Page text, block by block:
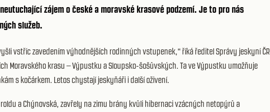
zájem o české a moravské krasové podzemí. Je to pro nás
služeb.
vstříc zavedením výhodnějších rodinných vstupenek,“ říká ředitel Správy jeskyní ČR
Moravského krasu – Výpustku a Sloupsko-šošůvských. Ta ve Výpustku umožňuje
s kočárkem. Letos chystají jeskyňáři i další oživení.
a Chýnovská, zavřely na zimu brány kvůli hibernaci vzácných netopýrů a